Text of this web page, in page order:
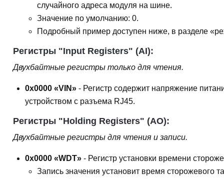
случайного адреса модуля на шине.
Значение по умолчанию: 0.
Подробный пример доступен ниже, в разделе
Регистры "Input Registers" (AI):
Двухбайтные регистры только для чтения.
0x0000 «VIN» - Регистр содержит напряжение
устройством с разъема RJ45.
Регистры "Holding Registers" (AO):
Двухбайтные регистры для чтения и записи.
0x0000 «WDT» - Регистр установки времени
Запись значения установит время сторожевого